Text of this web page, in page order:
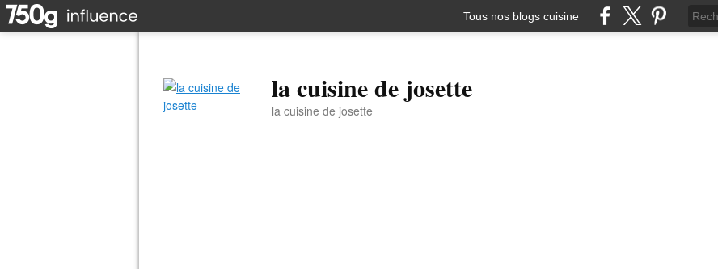
Tous nos blogs cuisine
la cuisine de josette
la cuisine de josette